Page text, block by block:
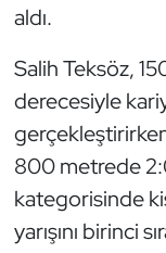
aldı.
Salih Teksöz,
derecesiyle
800 metrede
kategorisinde
yarışını birinci
Golf
Güreş
Halter